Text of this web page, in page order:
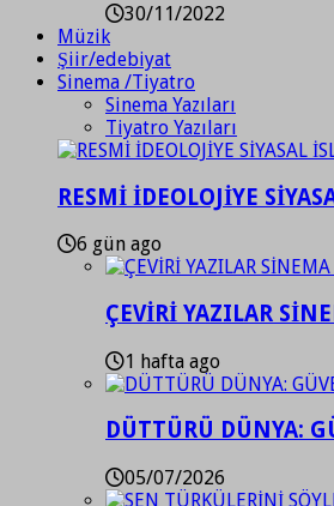
30/11/2022
Müzik
Şiir/edebiyat
Sinema /Tiyatro
Sinema Yazıları
Tiyatro Yazıları
RESMİ İDEOLOJİYE
6 gün ago
ÇEVİRİ YAZILAR
1 hafta ago
DÜTTÜRÜ DÜNYA:
05/07/2026